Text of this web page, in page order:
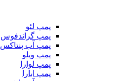
پمپ لئو
پمپ گراندفوس
پمپ آب پنتاکس
پمپ ویلو
پمپ لوارا
پمپ ابارا